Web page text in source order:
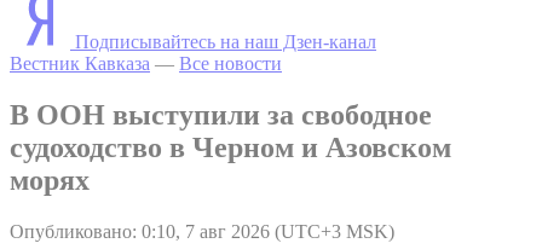
Подписывайтесь на наш Дзен-канал
Вестник Кавказа — Все новости
В ООН выступили за свободное
судоходство в Черном и Азовском
морях
Опубликовано: 0:10, 7 авг 2026 (UTC+3 MSK)